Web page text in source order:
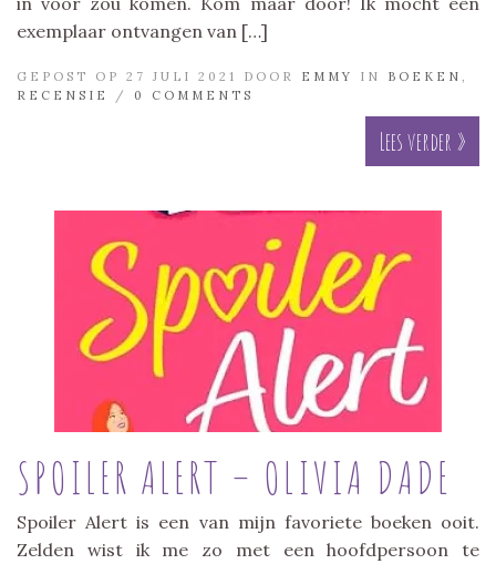
exemplaar ontvangen van […]
GEPOST OP 27 JULI 2021 DOOR EMMY IN BOEKEN
RECENSIE
/ 0 COMMENTS
Lees verder »
SPOILER ALERT – OLIVIA DADE
Spoiler Alert is een van mijn favoriete boeken ooit.
Zelden wist ik me zo met een hoofdpersoon te